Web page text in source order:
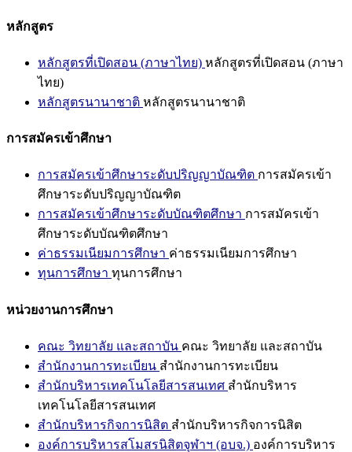
หลักสูตร
หลักสูตรที่เปิดสอน (ภาษาไทย) หลักสูตรที่เปิดสอน (ภาษา
ไทย)
หลักสูตรนานาชาติ หลักสูตรนานาชาติ
การสมัครเข้าศึกษา
การสมัครเข้าศึกษาระดับปริญญาบัณฑิต การสมัครเข้า
ศึกษาระดับปริญญาบัณฑิต
การสมัครเข้าศึกษาระดับบัณฑิตศึกษา การสมัครเข้า
ศึกษาระดับบัณฑิตศึกษา
ค่าธรรมเนียมการศึกษา ค่าธรรมเนียมการศึกษา
ทุนการศึกษา ทุนการศึกษา
หน่วยงานการศึกษา
คณะ วิทยาลัย และสถาบัน คณะ วิทยาลัย และสถาบัน
สำนักงานการทะเบียน สำนักงานการทะเบียน
สำนักบริหารเทคโนโลยีสารสนเทศ สำนักบริหาร
เทคโนโลยีสารสนเทศ
สำนักบริหารกิจการนิสิต สำนักบริหารกิจการนิสิต
องค์การบริหารสโมสรนิสิตจุฬาฯ (อบจ.) องค์การบริหาร